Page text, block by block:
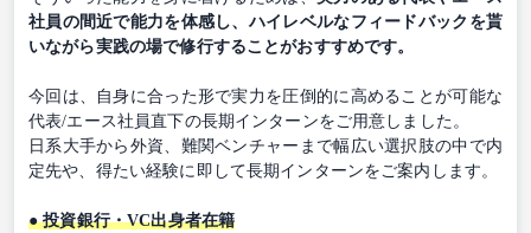
社員の間近で能力を体感し、ハイレベルなフィードバックを貰
いながら実践の場で修行することがおすすめです。
今回は、自身に合った形で実力を圧倒的に高めることが可能な
代表/エース社員直下の長期インターンをご用意しました。
日系大手から外資、難関ベンチャーまで幅広い選択肢の中で内
定先や、得たい経験に即して長期インターンをご案内します。
● 投資銀行・VC出身者在籍